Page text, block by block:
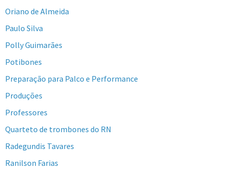
Oriano de Almeida
Paulo Silva
Polly Guimarães
Potibones
Preparação para Palco e Performance
Produções
Professores
Quarteto de trombones do RN
Radegundis Tavares
Ranilson Farias